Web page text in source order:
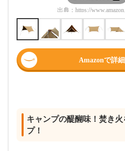
出典： https://
Amazonで詳
キャンプの醍醐味！焚き
プ！